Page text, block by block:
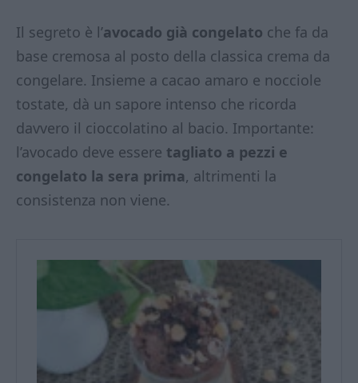
Il segreto è l’avocado già congelato che fa da
base cremosa al posto della classica crema da
congelare. Insieme a cacao amaro e nocciole
tostate, dà un sapore intenso che ricorda
davvero il cioccolatino al bacio. Importante:
l’avocado deve essere tagliato a pezzi e
congelato la sera prima, altrimenti la
consistenza non viene.